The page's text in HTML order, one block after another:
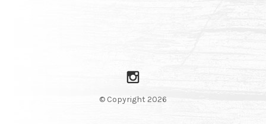
© Copyright 2026